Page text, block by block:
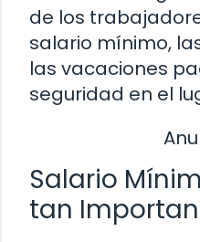
de los
salario mínimo,
las vacaciones
seguridad en el
Salario
tan